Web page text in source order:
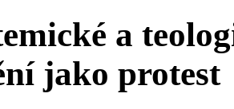
a
jako protest